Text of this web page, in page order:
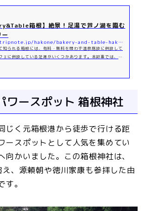
箱根】絶景！足湯で芦ノ湖を臨む
https://tripnote.jp/hakone/bakery-and-table-hakone
知られる箱根には、有料・無料を問わず温泉施設に併設して
ェに併設している足湯がいくつかあります。本記事では、芦
ワースポット 箱根神社
じく元箱根港から徒歩で行ける距
ースポットとして人気を集めてい
向かいました。この箱根神社は、
、源頼朝や徳川家康も参拝した由
。